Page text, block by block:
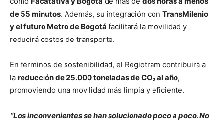
de 55 minutos. Además, su integración con TransMilenio
y el futuro Metro de Bogotá facilitará la movilidad y
reducirá costos de transporte.
En términos de sostenibilidad, el Regiotram contribuirá a
la reducción de 25.000 toneladas de CO₂ al año,
promoviendo una movilidad más limpia y eficiente.
“Los inconvenientes se han solucionado poco a poco. No